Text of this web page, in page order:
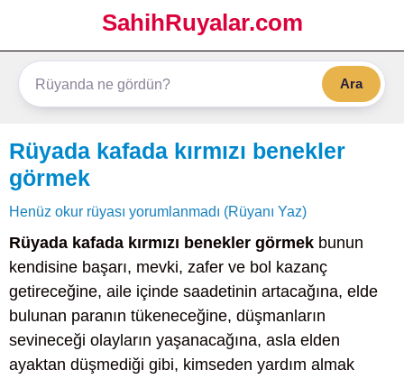
SahihRuyalar.com
Ara
Rüyada kafada kırmızı benekler
görmek
Henüz okur rüyası yorumlanmadı (Rüyanı Yaz)
Rüyada kafada kırmızı benekler görmek bunun
kendisine başarı, mevki, zafer ve bol kazanç
getireceğine, aile içinde saadetinin artacağına, elde
bulunan paranın tükeneceğine, düşmanların
sevineceği olayların yaşanacağına, asla elden
ayaktan düşmediği gibi, kimseden yardım almak